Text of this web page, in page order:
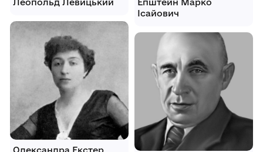
Леопольд Левицький
Олександра Екстер
Епштейн Марко
Ісайович